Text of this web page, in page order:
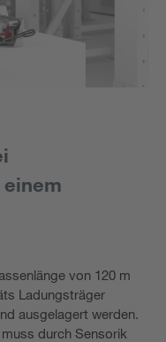
von 120 m
Ladungsträger
ausgelagert werden.
durch Sensorik